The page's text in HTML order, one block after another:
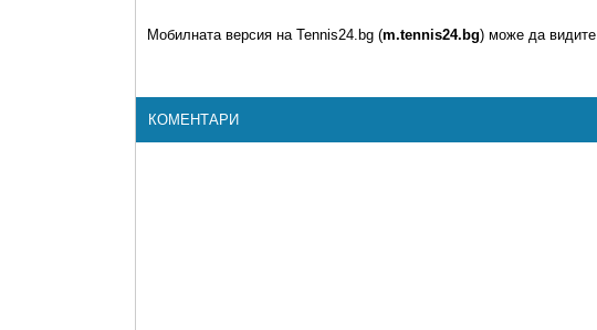
Мобилната версия на Tennis24.bg (m.tennis24.bg) може да видите
КОМЕНТАРИ